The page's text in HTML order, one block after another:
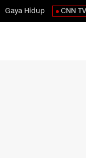
Gaya Hidup CNN TV